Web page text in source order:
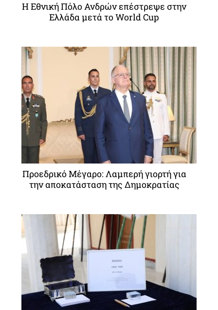
Η Εθνική Πόλο Ανδρών επέστρεψε στην
Ελλάδα μετά το World Cup
Προεδρικό Μέγαρο: Λαμπερή γιορτή για
την αποκατάσταση της Δημοκρατίας